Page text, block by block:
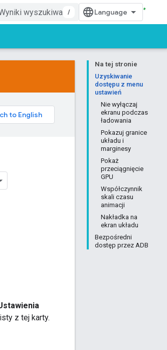
/
Na tej stronie
Uzyskiwanie
dostępu z menu
ustawień
Nie wyłączaj
ekranu podczas
ładowania
Pokazuj granice
układu i
marginesy
Pokaż
przeciągnięcie
GPU
Współczynnik
skali czasu
animacji
Nakładka na
ekran układu
Bezpośredni
dostęp przez ADB
z tej karty.